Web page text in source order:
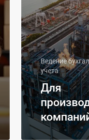
Ведение
учета
Для